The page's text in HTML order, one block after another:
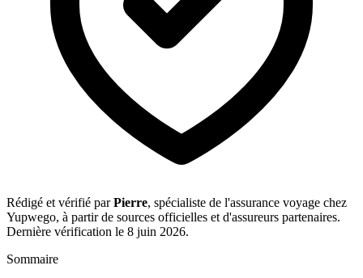
Rédigé et vérifié parPierre, spécialiste de l'assurance voyage chez
Yupwego, à partir de sources officielles et d'assureurs partenaires.
Dernière vérification le 8 juin 2026.
Sommaire